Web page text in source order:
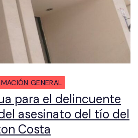
GENERAL
para el delincuente
asesinato del tío del
Costa